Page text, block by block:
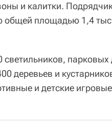
и калитки.
общей площадью 1,4
светильников,
деревьев и
и детские